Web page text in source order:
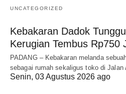
UNCATEGORIZED
Kebakaran Dadok
Kerugian Tembus Rp750
PADANG – Kebakaran melanda
sebagai rumah sekaligus toko di
Senin, 03 Agustus 2026 ago